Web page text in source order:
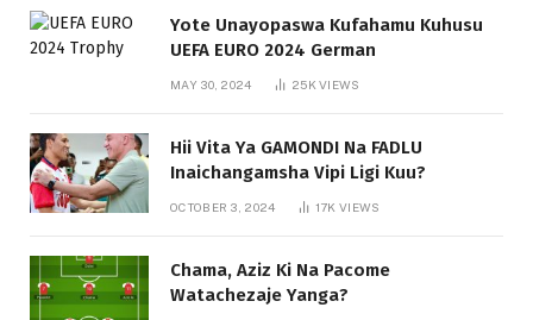
Yote Unayopaswa Kufahamu Kuhusu
UEFA EURO 2024 German
MAY 30, 2024 25KVIEWS
Hii Vita Ya GAMONDI Na FADLU
Inaichangamsha Vipi Ligi Kuu?
OCTOBER 3, 2024 17KVIEWS
Chama, Aziz Ki Na Pacome
Watachezaje Yanga?